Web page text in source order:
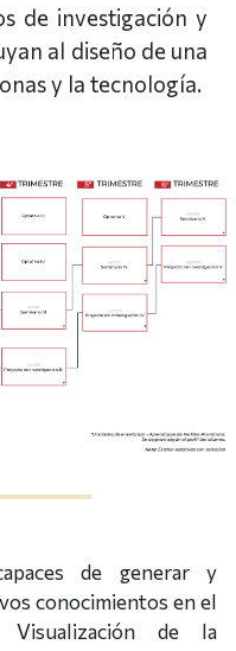
de investigación y
al diseño de una
y la tecnología.
de generar y
conocimientos en el
de la